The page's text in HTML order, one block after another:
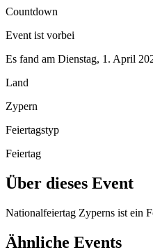
Countdown
Event ist vorbei
Es fand am Dienstag, 1. April
Land
Zypern
Feiertagstyp
Feiertag
Über dieses Event
Nationalfeiertag Zyperns ist ein
Ähnliche Events